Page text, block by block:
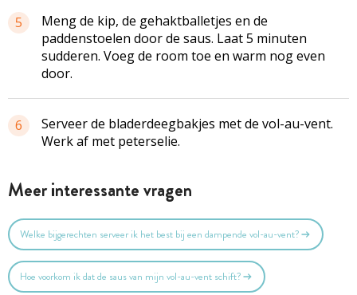
5
Meng de kip, de gehaktballetjes en de
paddenstoelen door de saus. Laat 5 minuten
sudderen. Voeg de room toe en warm nog even
door.
6 Serveer de bladerdeegbakjes met de vol-au-vent.
Werk af met peterselie.
Meer interessante vragen
Welke bijgerechten serveer ik het best bij een dampende vol-au-vent?
Hoe voorkom ik dat de saus van mijn vol-au-vent schift?